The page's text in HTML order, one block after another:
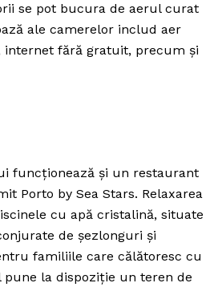
se pot bucura de aerul curat
ale camerelor includ aer
internet fără gratuit, precum și
funcționează și un restaurant
Porto by Sea Stars. Relaxarea
cu apă cristalină, situate
de șezlonguri și
familiile care călătoresc cu
la dispoziție un teren de